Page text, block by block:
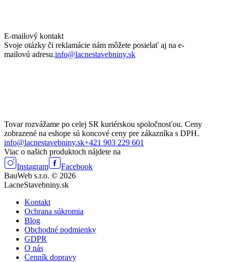
E-mailový kontakt
Svoje otázky či reklamácie nám môžete posielať aj na e-
mailovú adresu.info@lacnestavebniny.sk
Tovar rozvážame po celej SR kuriérskou spoločnosťou. Ceny
zobrazené na eshope sú koncové ceny pre zákazníka s DPH.
info@lacnestavebniny.sk+421 903 229 601
Viac o našich produktoch nájdete na
Instagram
Facebook
BauWeb s.r.o. © 2026
LacneStavebniny.sk
Kontakt
Ochrana súkromia
Blog
Obchodné podmienky
GDPR
O nás
Cenník dopravy